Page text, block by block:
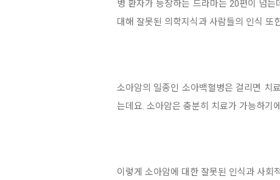
병 환자가 등장하는 드라마는 20편이 넘
대해 잘못된 의학지식과 사람들의 인식 또
소아암의 일종인 소아백혈병은 걸리면 치
는데요. 소아암은 충분히 치료가 가능하기
이렇게 소아암에 대한 잘못된 인식과 사회